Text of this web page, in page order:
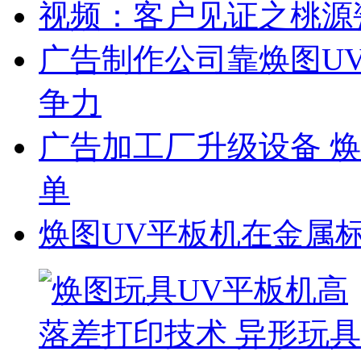
视频：客户见证之桃
广告制作公司靠焕图
争力
广告加工厂升级设备
单
焕图UV平板机在金属